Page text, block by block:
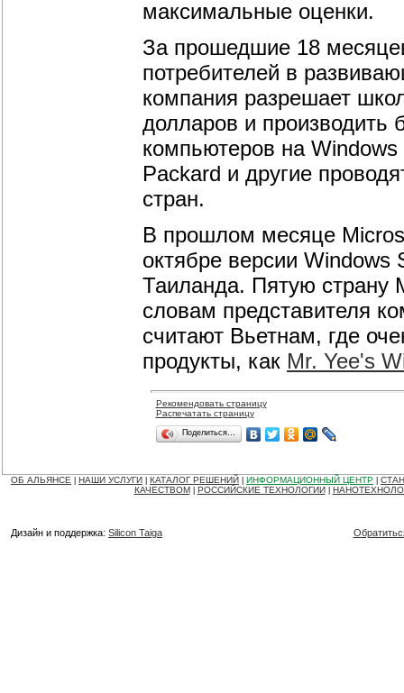
максимальные оценки.
За прошедшие 18
потребителей в
компания разрешает
долларов и производить
компьютеров на
Packard и другие
стран.
В прошлом месяце
октябре версии
Таиланда. Пятую страну
словам представителя
считают Вьетнам, где
продукты, как Mr. Yee's
Рекомендовать страницу
Распечатать страницу
Поделиться…
ОБ АЛЬЯНСЕ НАШИ УСЛУГИ КАТАЛОГ РЕШЕНИЙ ИНФОРМАЦИОННЫЙ ЦЕНТР
КАЧЕСТВОМ
РОССИЙСКИЕ ТЕХНОЛОГИИ
Дизайн и поддержка: Silicon Taiga